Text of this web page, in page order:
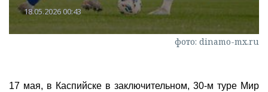
18.05.2026 00:43
фото: dinamo-mx.ru
17 мая, в Каспийске в заключительном, 30-м туре Мир